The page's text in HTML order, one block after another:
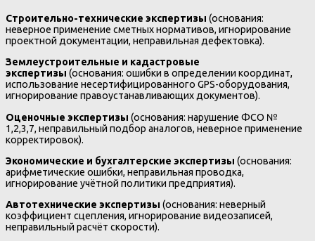
Строительно-технические экспертизы (основания:
неверное применение сметных нормативов, игнорирование
проектной документации, неправильная дефектовка).
Землеустроительные и кадастровые
экспертизы (основания: ошибки в определении координат,
использование несертифицированного GPS-оборудования,
игнорирование правоустанавливающих документов).
Оценочные экспертизы (основания: нарушение ФСО №
1,2,3,7, неправильный подбор аналогов, неверное применение
корректировок).
Экономические и бухгалтерские экспертизы (основания:
арифметические ошибки, неправильная проводка,
игнорирование учётной политики предприятия).
Автотехнические экспертизы (основания: неверный
коэффициент сцепления, игнорирование видеозаписей,
неправильный расчёт скорости).